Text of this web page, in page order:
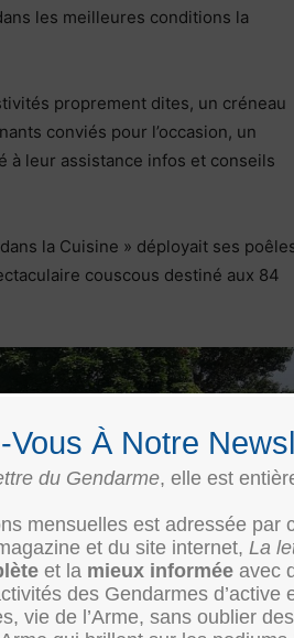
les meilleures conditions la
proprement dites, un créneau
conviés pour l’occasion, un
à leur assistance infos et conseils
la Cuisine » déployait ses
couscous destiné aux 84
Vous À Notre
du Gendarme, elle est
mensuelles est adressée par
et du site internet, La
et la mieux informée avec
des Gendarmes d’active
vie de l’Arme, sans oublier